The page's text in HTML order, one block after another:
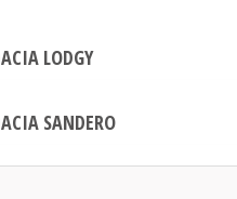
LODGY
SANDERO